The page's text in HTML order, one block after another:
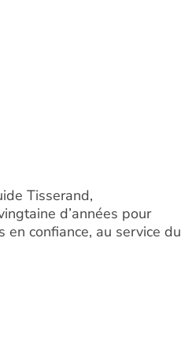
Tisserand,
d’années pour
en confiance, au service du